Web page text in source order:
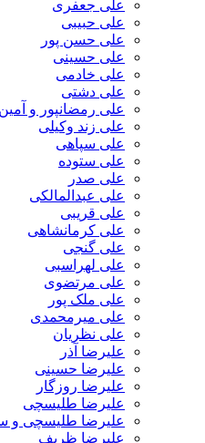
علی جعفری
علی حبیبی
علی حسن پور
علی حسینی
علی خادمی
علی دشتی
علی رمضانپور و آمین بند
علی زند وکیلی
علی سپاهی
علی ستوده
علی صدر
علی عبدالمالکی
علی قریبی
علی کرمانشاهی
علی گنجی
علی لهراسبی
علی مرتضوی
علی ملک پور
علی میرمحمدی
علی نظریان
علیرضا آذر
علیرضا حسینی
علیرضا روزگار
علیرضا طلیسچی
علیرضا طلیسچی و سعید آتانی
علیرضا ظریف